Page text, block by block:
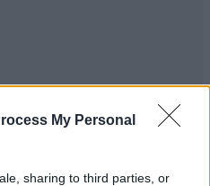
My Personal
sharing to third parties, or